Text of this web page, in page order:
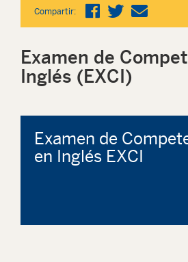
Compartir:
Examen de
Inglés (EXCI)
Examen de
en Inglés EXCI